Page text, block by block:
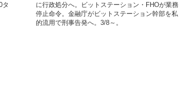
タ
に行政処分へ。ビットステーション・FHOが業務
停止命令。金融庁がビットステーション幹部を私
的流用で刑事告発へ。3/8～。